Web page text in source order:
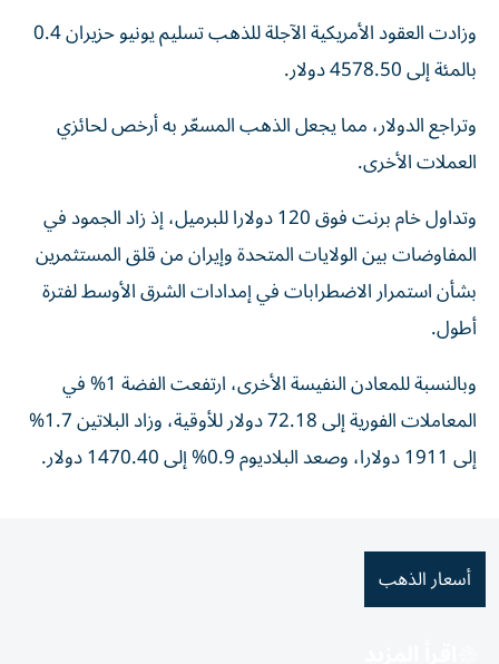
وزادت العقود ‌الأمريكية الآجلة للذهب تسليم يونيو حزيران 0.4
بالمئة إلى 4578.50 دولار.
وتراجع ⁠الدولار، مما يجعل الذهب المسعّر به أرخص لحائزي
العملات الأخرى.
وتداول خام برنت فوق ​120 دولارا للبرميل، إذ زاد ‌الجمود في
المفاوضات بين الولايات المتحدة وإيران من قلق المستثمرين
بشأن استمرار الاضطرابات في ‌إمدادات الشرق ‌الأوسط لفترة
⁠أطول.
وبالنسبة للمعادن النفيسة الأخرى، ‌ارتفعت الفضة 1% في
المعاملات الفورية إلى 72.18 دولار ⁠للأوقية، وزاد البلاتين ​1.7%
إلى 1911 دولارا، وصعد البلاديوم 0.9% إلى 1470.40 دولار.
أسعار الذهب